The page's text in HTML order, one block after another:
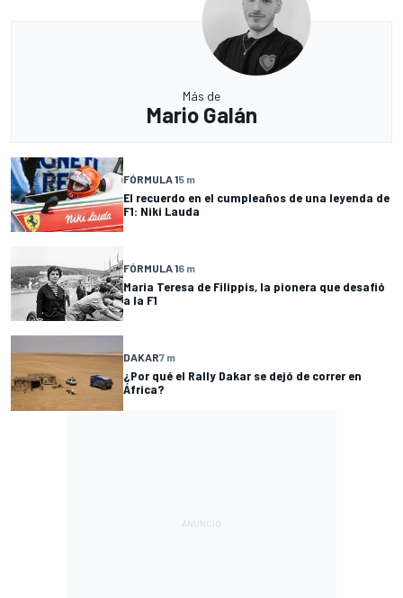
Más de
Mario Galán
FÓRMULA 15 m
El recuerdo en el cumpleaños de una leyenda de
F1: Niki Lauda
FÓRMULA 16 m
Maria Teresa de Filippis, la pionera que desafió
a la F1
DAKAR7 m
¿Por qué el Rally Dakar se dejó de correr en
África?